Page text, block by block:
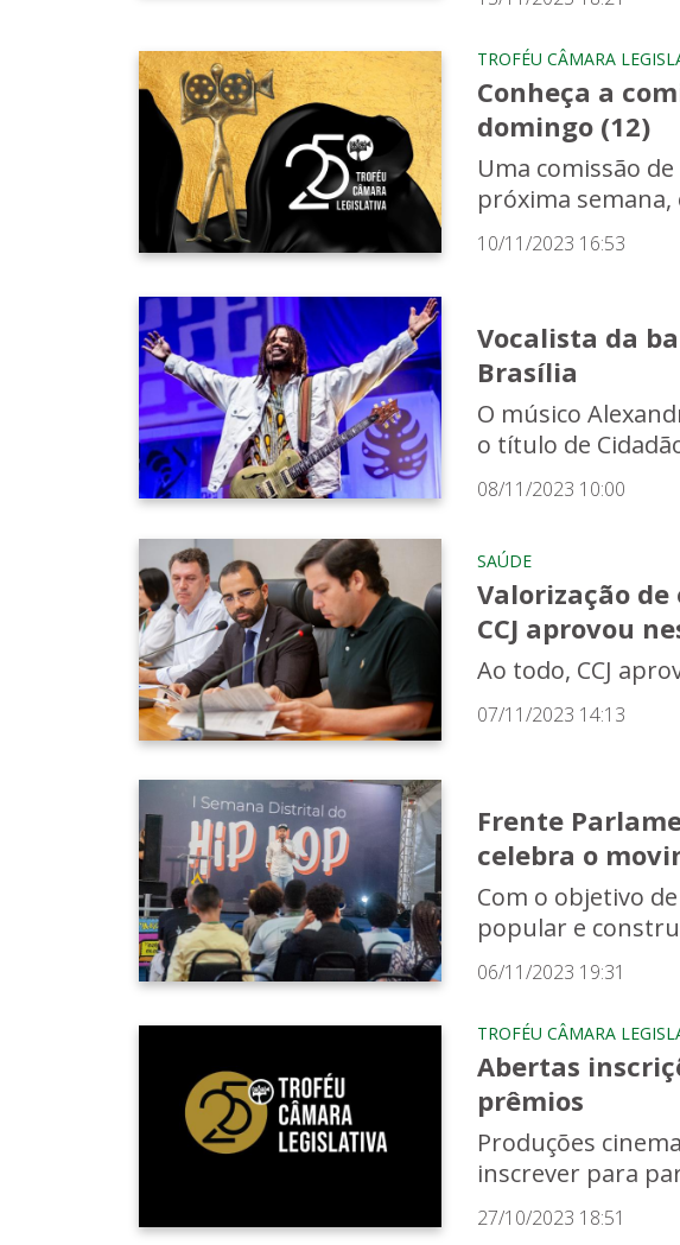
TROFÉU CÂMARA
Conheça a
domingo (12)
Uma comissão
próxima
10/11/2023 16:53
Vocalista da
Brasília
O músico
o título de
08/11/2023 10:00
SAÚDE
Valorização
CCJ aprovou
Ao todo, CCJ
07/11/2023 14:13
Frente
celebra o
Com o objetivo
popular e
06/11/2023 19:31
TROFÉU CÂMARA
Abertas
prêmios
Produções
inscrever para
27/10/2023 18:51